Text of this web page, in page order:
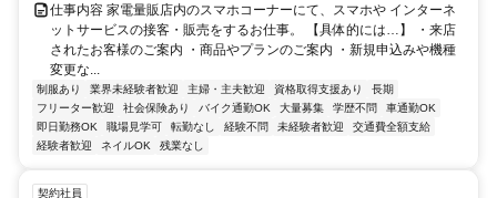
仕事内容 家電量販店内のスマホコーナーにて、スマホや インターネ
ットサービスの接客・販売をするお仕事。 【具体的には…】 ・来店
されたお客様のご案内 ・商品やプランのご案内 ・新規申込みや機種
変更な...
制服あり 業界未経験者歓迎 主婦・主夫歓迎 資格取得支援あり
長期
フリーター歓迎
社会保険あり バイク通勤OK 大量募集 学歴不問
車通勤OK
即日勤務OK
職場見学可 転勤なし 経験不問 未経験者歓迎
交通費全額支給
経験者歓迎
ネイルOK 残業なし
契約社員